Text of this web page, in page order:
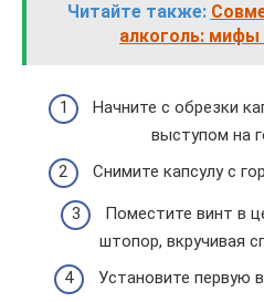
Читайте также:
алкоголь: мифы
Начните с обрезки
выступом на
Снимите капсулу с
Поместите винт в
штопор, вкручивая
Установите первую